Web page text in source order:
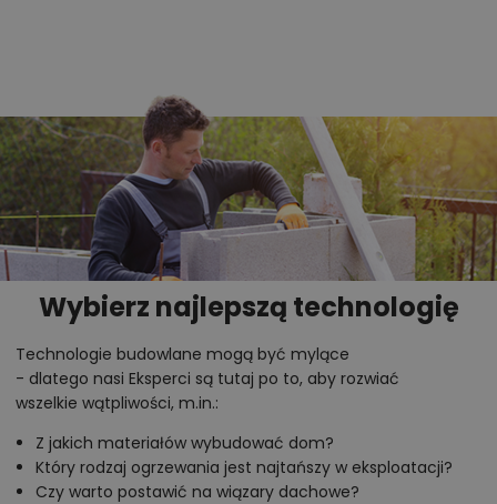
Wentylacja: mechaniczna.
Wybierz najlepszą technologię
Technologie budowlane mogą być mylące
- dlatego nasi Eksperci są tutaj po to, aby rozwiać
wszelkie wątpliwości, m.in.:
Z jakich materiałów wybudować dom?
Który rodzaj ogrzewania jest najtańszy w eksploatacji?
Czy warto postawić na wiązary dachowe?